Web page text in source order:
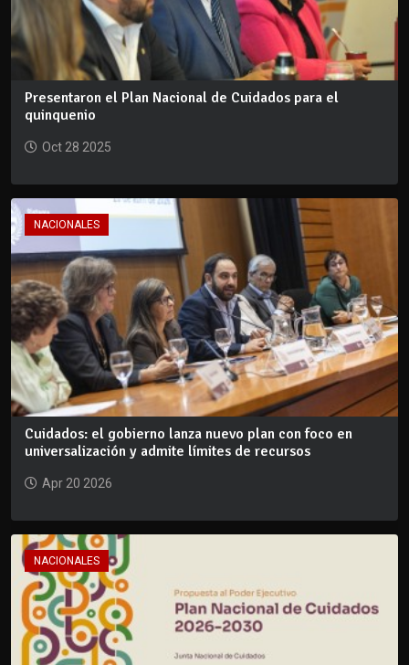
Presentaron el Plan Nacional de Cuidados para el
quinquenio
Oct 28 2025
NACIONALES
Cuidados: el gobierno lanza nuevo plan con foco en
universalización y admite límites de recursos
Apr 20 2026
NACIONALES